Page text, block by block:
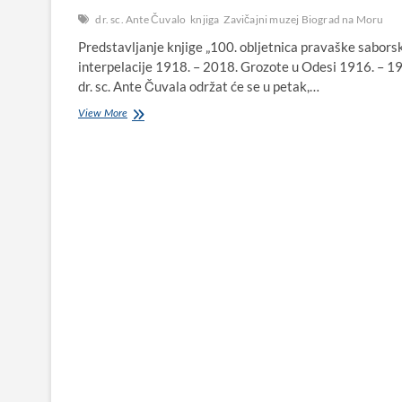
dr. sc. Ante Čuvalo knjiga Zavičajni muzej Biograd na Moru
Predstavljanje knjige „100. obljetnica pravaške
interpelacije 1918. – 2018. Grozote u Odesi 1916. –
dr. sc. Ante Čuvala održat će se u petak,…
View MoreU